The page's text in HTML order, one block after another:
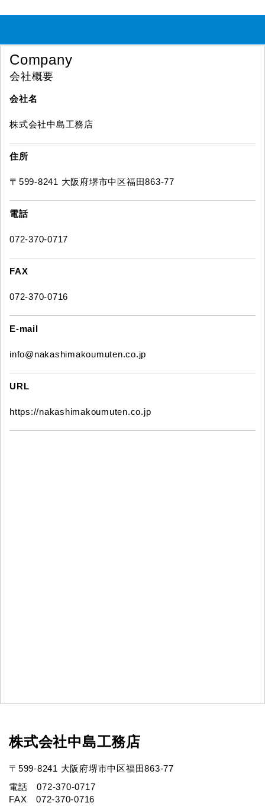
Company
会社概要
会社名
株式会社中島工務店
住所
〒599-8241 大阪府堺市中区福田863-77
電話
072-370-0717
FAX
072-370-0716
E-mail
info@nakashimakoumuten.co.jp
URL
https://nakashimakoumuten.co.jp
株式会社中島工務店
〒599-8241 大阪府堺市中区福田863-77
電話 072-370-0717
FAX 072-370-0716